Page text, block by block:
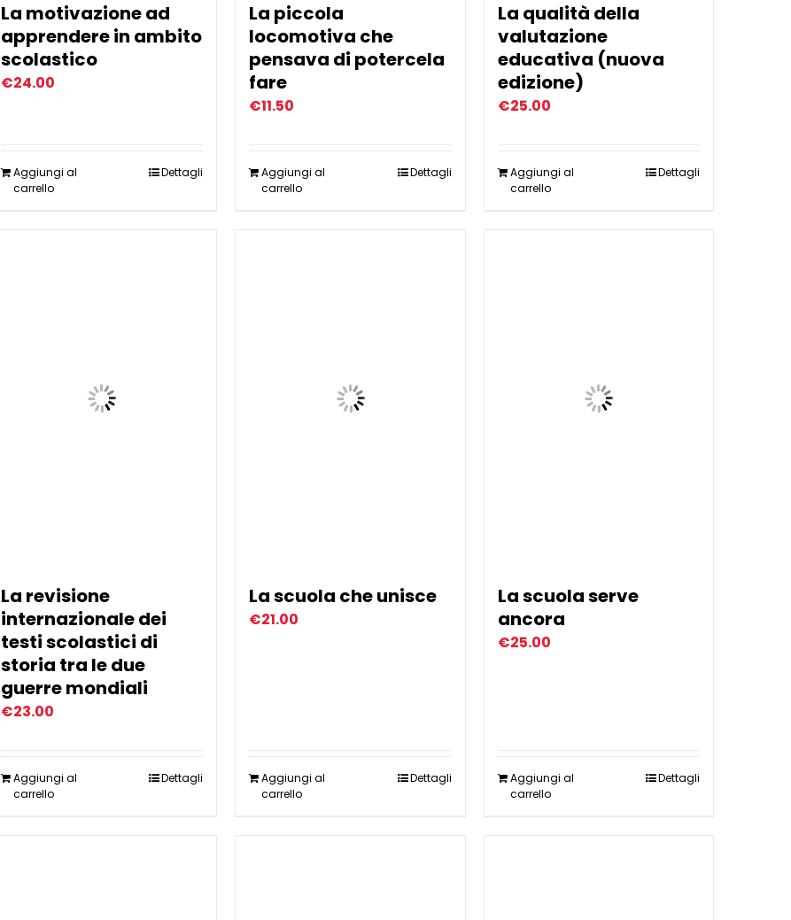
La motivazione ad
apprendere in ambito
scolastico
€24.00
Aggiungi al
carrello
Dettagli
La piccola
locomotiva che
pensava di potercela
fare
€11.50
Aggiungi al
carrello
Dettagli
La qualità della
valutazione
educativa (nuova
edizione)
€25.00
Aggiungi al
carrello
Dettagli
La revisione
internazionale dei
testi scolastici di
storia tra le due
guerre mondiali
€23.00
Aggiungi al
carrello
Dettagli
La scuola che unisce
€21.00
Aggiungi al
carrello
Dettagli
La scuola serve
ancora
€25.00
Aggiungi al
carrello
Dettagli